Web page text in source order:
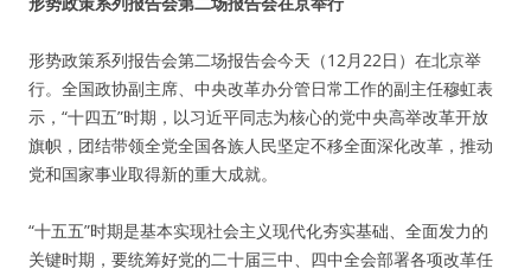
形势政策系列报告会第二场报告会今天（12月22日）在北京举
行。全国政协副主席、中央改革办分管日常工作的副主任穆虹表
示，“十四五”时期，以习近平同志为核心的党中央高举改革开放
旗帜，团结带领全党全国各族人民坚定不移全面深化改革，推动
党和国家事业取得新的重大成就。
“十五五”时期是基本实现社会主义现代化夯实基础、全面发力的
关键时期，要统筹好党的二十届三中、四中全会部署各项改革任